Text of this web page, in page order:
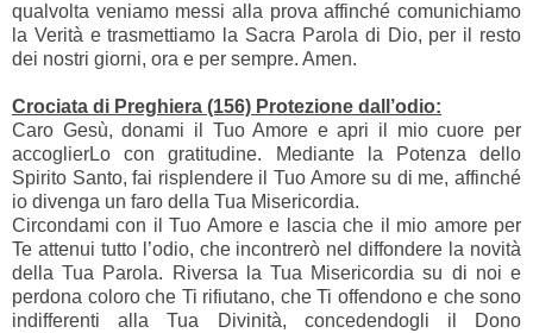
qualvolta veniamo messi alla prova affinché comunichiamo
la Verità e trasmettiamo la Sacra Parola di Dio, per il resto
dei nostri giorni, ora e per sempre. Amen.
Crociata di Preghiera (156) Protezione dall’odio:
Caro Gesù, donami il Tuo Amore e apri il mio cuore per
accoglierLo con gratitudine. Mediante la Potenza dello
Spirito Santo, fai risplendere il Tuo Amore su di me, affinché
io divenga un faro della Tua Misericordia.
Circondami con il Tuo Amore e lascia che il mio amore per
Te attenui tutto l’odio, che incontrerò nel diffondere la novità
della Tua Parola. Riversa la Tua Misericordia su di noi e
perdona coloro che Ti rifiutano, che Ti offendono e che sono
indifferenti alla Tua Divinità, concedendogli il Dono